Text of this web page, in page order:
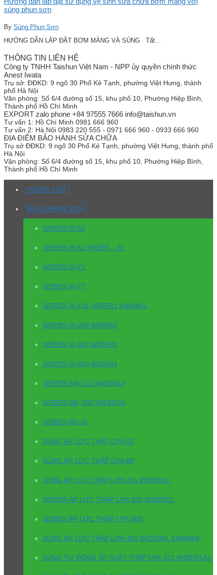
súng phun sơn
By Súng Phun Sơn
HƯỚNG DẪN LẮP ĐẶT BƠM MÀNG VÀ SÚNG Tất...
THÔNG TIN LIÊN HỆ
Công ty TNHH Taishun Việt Nam - NPP ủy quyền chính thức
Anest Iwata
Trụ sở: ĐĐKD: 9 ngõ 30 Phố Kẻ Tạnh, phường Việt Hưng, thành
phố Hà Nội
Văn phòng: Số 6/4 đường số 15, khu phố 10, Phường Hiệp Bình,
Thành phố Hồ Chí Minh
EXPORT zalo phone +84 97555 7666 info@taishun.vn
Tư vấn 1: Hồ Chí Minh 0981 666 960
Tư vấn 2: Hà Nội 0983 220 555 - 0971 666 960 - 0933 666 960
ĐỊA ĐIỂM BẢO HÀNH SỬA CHỮA
Trụ sở ĐĐKD: 9 ngõ 30 Phố Kẻ Tạnh, phường Việt Hưng, thành phố
Hà Nội
Văn phòng: Số 6/4 đường số 15, khu phố 10, Phường Hiệp Bình,
Thành phố Hồ Chí Minh
TRANG CHỦ
SÚNG PHUN SƠN
SERIES W-50
SERIES W-61 WIDER – 61
SERIES W-71
SERIES W-77
SERIES W-101 WIDER1 KIWAMI1
SERIES W-200 WIDER2
SERIES W-300 WIDER3
SERIES W-400 WIDER4
SERIES WA-101 WIDER1A
SEREIS WA-200 WIDER2A
SERIES RG-3L
SÚNG ÁP LỰC THẤP LPH-50
SÚNG ÁP LỰC THẤP LPH-80
SÚNG ÁP LỰC THẤP LPH-101 WIDER1L
SERIES ÁP LỰC THẤP LPH-200 WIDER2L
SERIES ÁP LỰC THẤP LPH-300
SÚNG ÁP LỰC THẤP LPH-400 WIDER4L KIWAMI4
SÚNG TỰ ĐỘNG ÁP SUẤT THẤP LPA-101 WIDER1AL